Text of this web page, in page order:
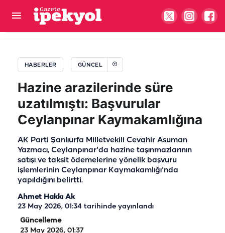
HABERLER GÜNCEL
Hazine arazilerinde süre
uzatılmıştı: Başvurular
Ceylanpınar Kaymakamlığına
AK Parti Şanlıurfa Milletvekili Cevahir Asuman
Yazmacı, Ceylanpınar'da hazine taşınmazlarının
satışı ve taksit ödemelerine yönelik başvuru
işlemlerinin Ceylanpınar Kaymakamlığı'nda
yapıldığını belirtti.
Ahmet Hakkı Ak
23 May 2026, 01:34 tarihinde yayınlandı
Güncelleme
23 May 2026, 01:37
Şanlıurfa'da su kesintisi çiftçiyi isyan ettirdi!